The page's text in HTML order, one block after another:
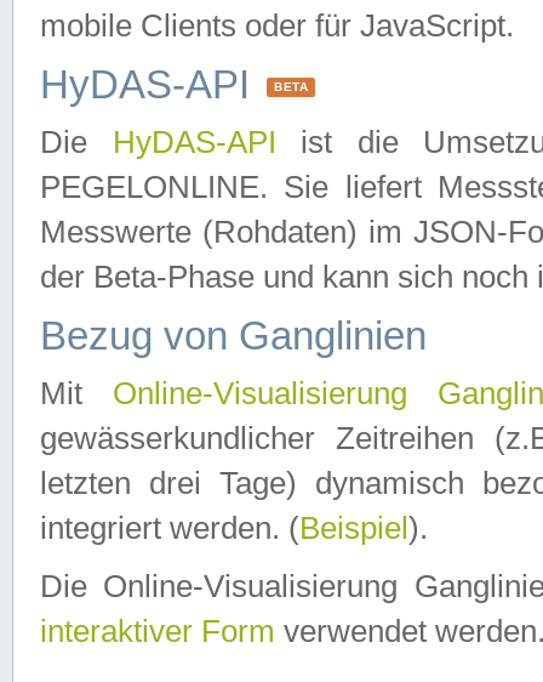
mobile Clients oder für JavaScript.
HyDAS-API BETA
Die HyDAS-API ist die
PEGELONLINE. Sie liefert
Messwerte (Rohdaten) im JSON-
der Beta-Phase und kann sich noch
Bezug von Ganglinien
Mit Online-Visualisierung
gewässerkundlicher Zeitreihen
letzten drei Tage) dynamisch
integriert werden. (Beispiel ).
Die Online-Visualisierung
interaktiver Form verwendet